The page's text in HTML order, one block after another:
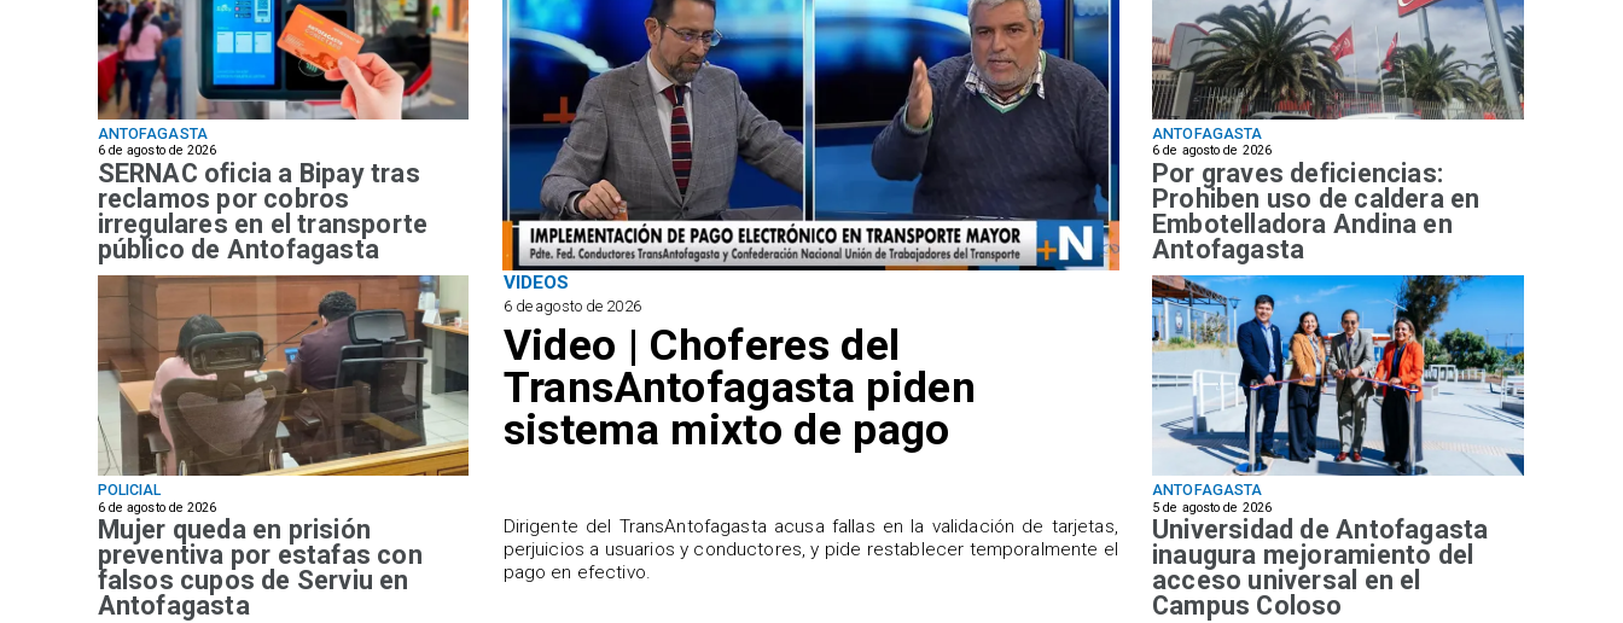
ANTOFAGASTA
6 de agosto de 2026
SERNAC oficia a Bipay tras
reclamos por cobros
irregulares en el transporte
público de Antofagasta
VIDEOS
6 de agosto de 2026
Video | Choferes del
TransAntofagasta piden
sistema mixto de pago
​Dirigente del TransAntofagasta acusa fallas en la validación de tarjetas,
perjuicios a usuarios y conductores, y pide restablecer temporalmente el
pago en efectivo.
POLICIAL
6 de agosto de 2026
Mujer queda en prisión
preventiva por estafas con
falsos cupos de Serviu en
Antofagasta
ANTOFAGASTA
6 de agosto de 2026
Por graves deficiencias:
Prohiben uso de caldera en
Embotelladora Andina en
Antofagasta
ANTOFAGASTA
5 de agosto de 2026
Universidad de Antofagasta
inaugura mejoramiento del
acceso universal en el
Campus Coloso